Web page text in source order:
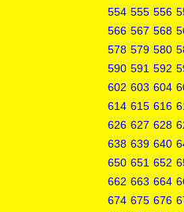
554 555 556
566 567 568
578 579 580
590 591 592
602 603 604
614 615 616
626 627 628
638 639 640
650 651 652
662 663 664
674 675 676